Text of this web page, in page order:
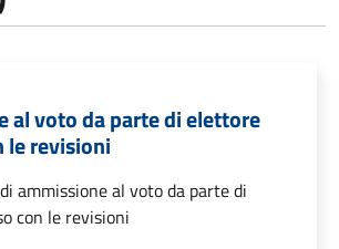
al voto da parte di elettore
le revisioni
ammissione al voto da parte di
con le revisioni